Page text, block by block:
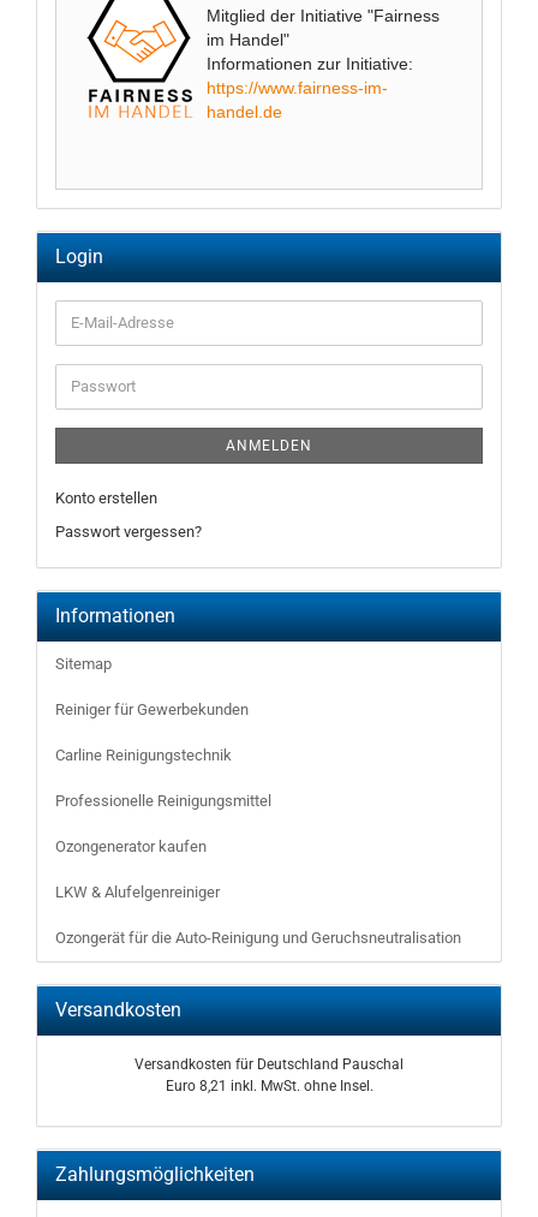
Mitglied der Initiative "Fairness
im Handel"
Informationen zur Initiative:
https://www.fairness-im-
handel.de
Login
E-
Mail-
Adresse
Passwort
ANMELDEN
Konto erstellen
Passwort vergessen?
Informationen
Sitemap
Reiniger für Gewerbekunden
Carline Reinigungstechnik
Professionelle Reinigungsmittel
Ozongenerator kaufen
LKW & Alufelgenreiniger
Ozongerät für die Auto-Reinigung und Geruchsneutralisation
Versandkosten
Versandkosten für Deutschland Pauschal
Euro 8,21 inkl. MwSt. ohne Insel.
Zahlungsmöglichkeiten